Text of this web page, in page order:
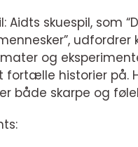
Aidts skuespil, som
udfordrer
og
fortælle historier på.
både skarpe og